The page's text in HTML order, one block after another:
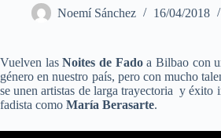
Noemí Sánchez 16/04/2018
Vuelven lasNoites de Fadoa Bilbao con
género en nuestro país, pero con mucho
se unen artistas de larga trayectoria y éxito
fadista como María Berasarte.